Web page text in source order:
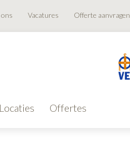
Offerte aanvragen
Vacatures
Locaties Offertes